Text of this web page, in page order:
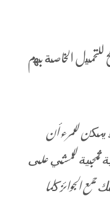
للتحميل الخاصة بهم
يمكن للمرء أن
ثلجية للمشي على
الجوائز كلما